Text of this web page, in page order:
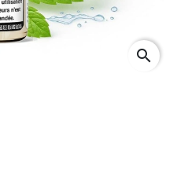
search